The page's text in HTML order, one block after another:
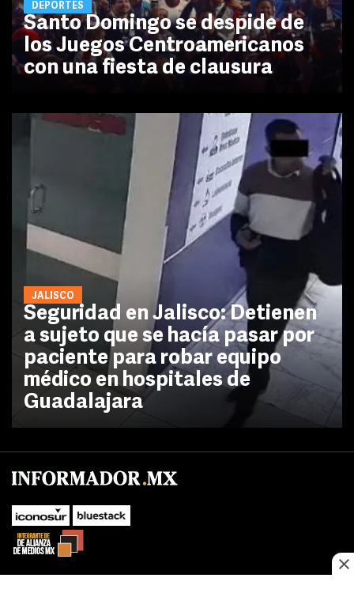
DEPORTES
Santo Domingo se despide de
los Juegos Centroamericanos
con una fiesta de clausura
JALISCO
Seguridad en Jalisco: Detienen
a sujeto que se hacía pasar por
paciente para robar equipo
médico en hospitales de
Guadalajara